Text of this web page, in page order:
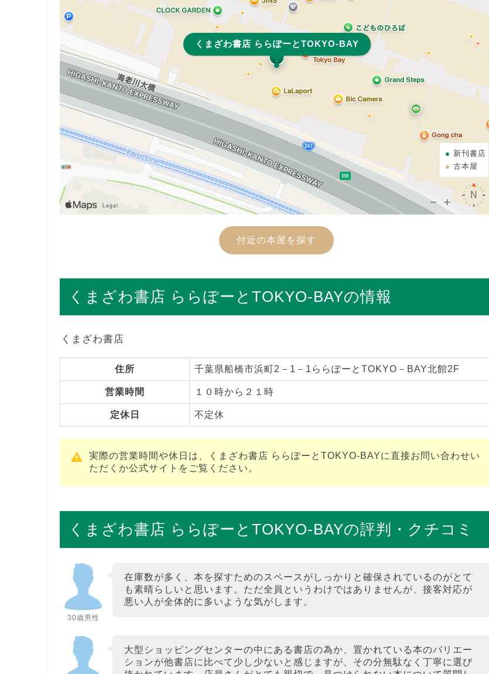
くまざわ書店 ららぽーとTOKYO-BAY
新刊書店
古本屋
付近の本屋を探す
くまざわ書店 ららぽーとTOKYO-BAYの情報
くまざわ書店
住所 千葉県船橋市浜町2－1－1ららぽーとTOKYO－BAY北館2F
営業時間 １０時から２１時
定休日 不定休
実際の営業時間や休日は、くまざわ書店 ららぽーとTOKYO-BAYに直接お問い合わせい
ただくか公式サイトをご覧ください。
くまざわ書店 ららぽーとTOKYO-BAYの評判・クチコミ
30歳男性
在庫数が多く、本を探すためのスペースがしっかりと確保されているのがとて
も素晴らしいと思います。ただ全員というわけではありませんが、接客対応が
悪い人が全体的に多いような気がします。
大型ショッピングセンターの中にある書店の為か、置かれている本のバリエー
ションが他書店に比べて少し少ないと感じますが、その分無駄なく丁寧に選び